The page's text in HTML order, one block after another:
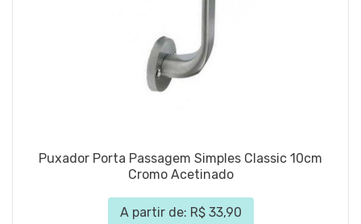
Puxador Porta Passagem Simples Classic 10cm
Cromo Acetinado
A partir de: R$ 33,90